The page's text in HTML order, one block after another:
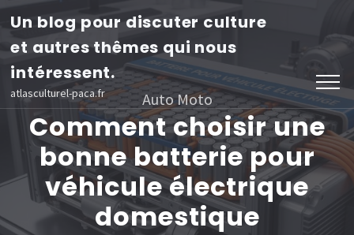
Aller
contenu
(Pressez
Entrée)
Un blog pour discuter culture
et autres thêmes qui nous
intéressent.
atlasculturel-paca.fr Auto Moto
Comment choisir une
bonne batterie pour
véhicule électrique
domestique